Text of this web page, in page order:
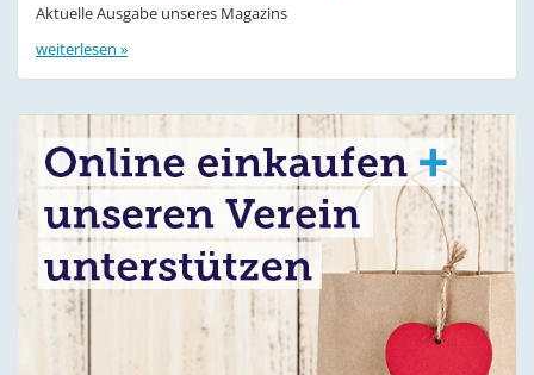
Aktuelle Ausgabe unseres Magazins
weiterlesen »